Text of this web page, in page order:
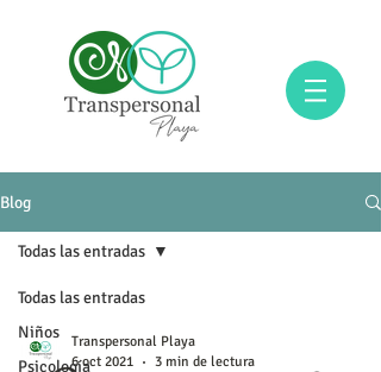
Blog
Todas las entradas
Niños
Psicología
Todas las entradas
Transpersonal Playa
6 oct 2021
3 min de lectura